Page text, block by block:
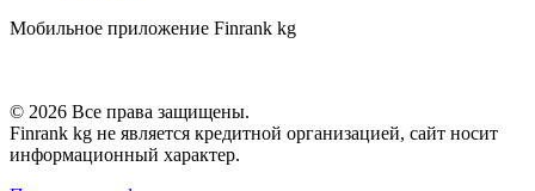
Мобильное приложение Finrank kg
© 2026 Все права защищены.
Finrank kg не является кредитной организацией, сайт носит
информационный характер.